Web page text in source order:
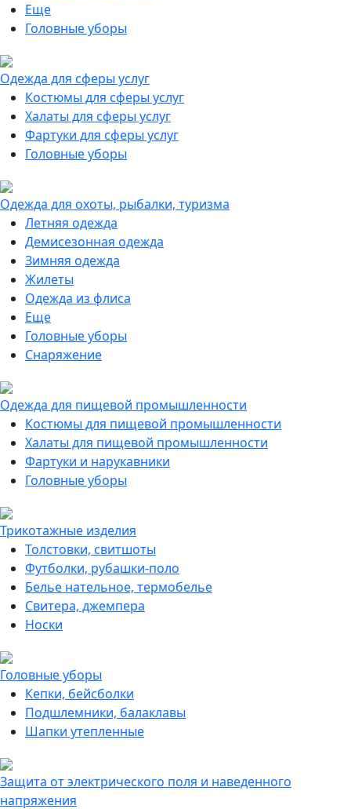
Еще
Головные уборы
Одежда для сферы услуг
Костюмы для сферы услуг
Халаты для сферы услуг
Фартуки для сферы услуг
Головные уборы
Одежда для охоты, рыбалки, туризма
Летняя одежда
Демисезонная одежда
Зимняя одежда
Жилеты
Одежда из флиса
Еще
Головные уборы
Снаряжение
Одежда для пищевой промышленности
Костюмы для пищевой промышленности
Халаты для пищевой промышленности
Фартуки и нарукавники
Головные уборы
Трикотажные изделия
Толстовки, свитшоты
Футболки, рубашки-поло
Белье нательное, термобелье
Свитера, джемпера
Носки
Головные уборы
Кепки, бейсболки
Подшлемники, балаклавы
Шапки утепленные
Защита от электрического поля и наведенного
напряжения